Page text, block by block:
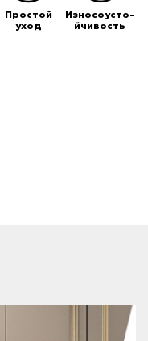
Простой
уход
Износоусто-
йчивость